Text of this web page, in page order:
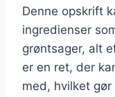
Denne opskrift
ingredienser
grøntsager, alt
er en ret, der
med, hvilket